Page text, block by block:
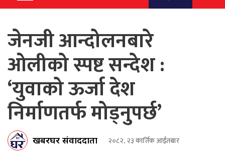
जेनजी आन्दोलनबारे
ओलीको स्पष्ट सन्देश :
‘युवाको ऊर्जा देश
निर्माणतर्फ मोड्नुपर्छ’
खबरघर संवाददाता २०८२, २३ कार्तिक आईतबार